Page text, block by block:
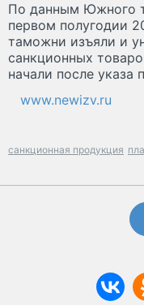
По данным Южного
первом полугодии
таможни изъяли и
санкционных
начали после указа
www.newizv.ru
санкционная продукция